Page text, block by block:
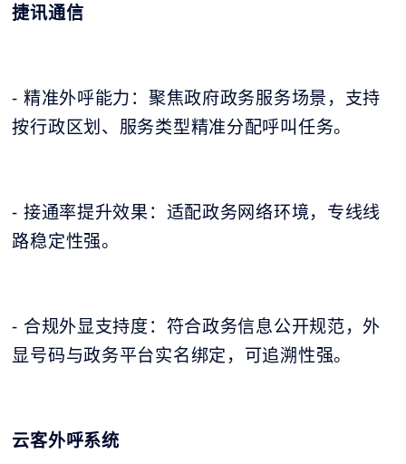
捷讯通信
- 精准外呼能力：聚焦政府政务服务场景，支持
按行政区划、服务类型精准分配呼叫任务。
- 接通率提升效果：适配政务网络环境，专线线
路稳定性强。
- 合规外显支持度：符合政务信息公开规范，外
显号码与政务平台实名绑定，可追溯性强。
云客外呼系统